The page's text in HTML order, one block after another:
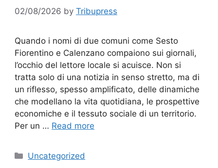
02/08/2026 by Tribupress
Quando i nomi di due comuni come Sesto
Fiorentino e Calenzano compaiono sui giornali,
l’occhio del lettore locale si acuisce. Non si
tratta solo di una notizia in senso stretto, ma di
un riflesso, spesso amplificato, delle dinamiche
che modellano la vita quotidiana, le prospettive
economiche e il tessuto sociale di un territorio.
Per un … Read more
Categories
Uncategorized